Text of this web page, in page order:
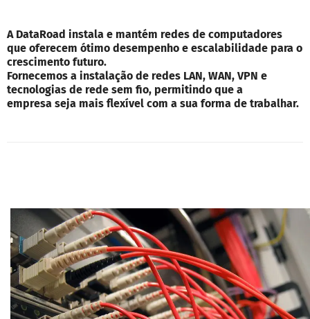
A DataRoad instala e mantém redes de computadores
que oferecem ótimo desempenho e escalabilidade para o
crescimento futuro.
Fornecemos a instalação de redes LAN, WAN, VPN e
tecnologias de rede sem fio, permitindo que a
empresa seja mais flexível com a sua forma de trabalhar.